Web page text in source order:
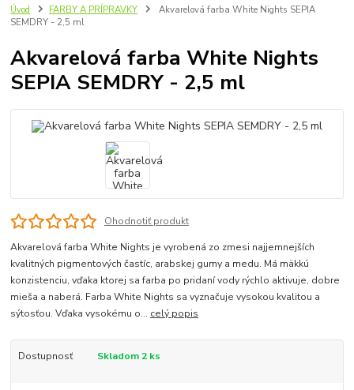
Úvod FARBY A PRÍPRAVKY
Akvarelová farba White Nights SEPIA
SEMDRY - 2,5 ml
Akvarelová farba White Nights
SEPIA SEMDRY - 2,5 ml
Ohodnotiť produkt
Akvarelová farba White Nights je vyrobená zo zmesi najjemnejších
kvalitných pigmentových častíc, arabskej gumy a medu. Má mäkkú
konzistenciu, vďaka ktorej sa farba po pridaní vody rýchlo aktivuje, dobre
mieša a naberá. Farba White Nights sa vyznačuje vysokou kvalitou a
sýtosťou. Vďaka vysokému o... celý popis
Dostupnosť Skladom 2 ks